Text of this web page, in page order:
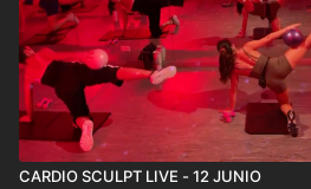
CARDIO SCULPT LIVE - 12 JUNIO